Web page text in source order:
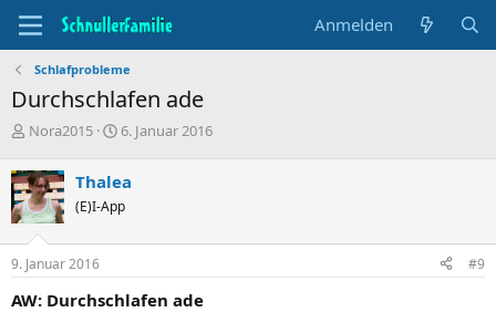
Anmelden
Schlafprobleme
Durchschlafen ade
T
e
m
e
n
s
t
r
Nora2015
B
i
n
d
u
6. Januar 2016
Thalea
(E)I-App
9. Januar 2016 #9
AW: Durchschlafen ade